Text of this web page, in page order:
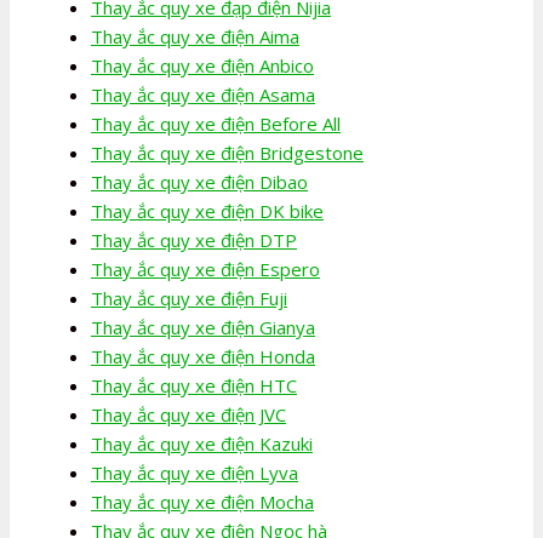
Thay ắc quy xe đạp điện Nijia
Thay ắc quy xe điện Aima
Thay ắc quy xe điện Anbico
Thay ắc quy xe điện Asama
Thay ắc quy xe điện Before All
Thay ắc quy xe điện Bridgestone
Thay ắc quy xe điện Dibao
Thay ắc quy xe điện DK bike
Thay ắc quy xe điện DTP
Thay ắc quy xe điện Espero
Thay ắc quy xe điện Fuji
Thay ắc quy xe điện Gianya
Thay ắc quy xe điện Honda
Thay ắc quy xe điện HTC
Thay ắc quy xe điện JVC
Thay ắc quy xe điện Kazuki
Thay ắc quy xe điện Lyva
Thay ắc quy xe điện Mocha
Thay ắc quy xe điện Ngọc hà